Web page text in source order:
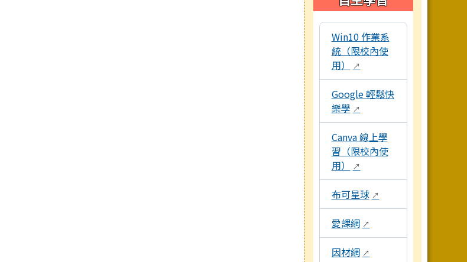
本區域包含數位學習資源連結，點
Win10 作業系
統（限校內使
用）
↗
Google 輕鬆快
樂學 ↗
Canva 線上學
習（限校內使
用）
↗
布可星球 ↗
愛課網 ↗
因材網 ↗